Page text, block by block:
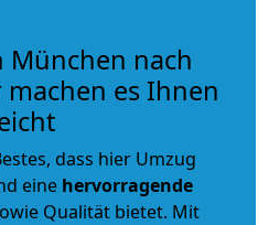
München nach
es Ihnen
dass hier Umzug
eine hervorragende
Qualität bietet. Mit